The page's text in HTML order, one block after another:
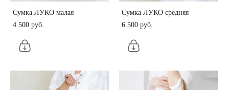
Сумка ЛУКО малая
4 500 pуб.
Сумка ЛУКО средняя
6 500 pуб.